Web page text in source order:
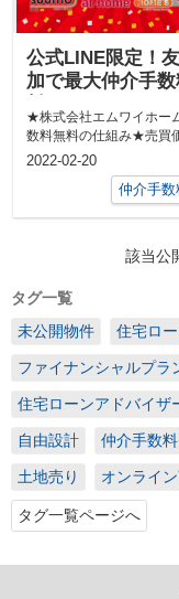
公式LINE限定！
加で最大仲介手数
★株式会社エムワイホー
数料無料の仕組み★売買
じて仲介手数料が無料ま
2022-02-20
仲介手
該当公
タグ一覧
未公開物件
住宅ロ
ファイナンシャルプラ
住宅ローンアドバイザ
自由設計 仲介手数
土地売り オンライ
タグ一覧ページへ